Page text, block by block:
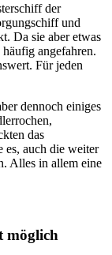
der
und
Da sie aber etwas
angefahren.
Für jeden
dennoch einiges
das
es, auch die weiter
Alles in allem eine
möglich